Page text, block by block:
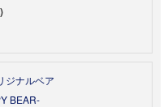
ジナルベア
BEAR-